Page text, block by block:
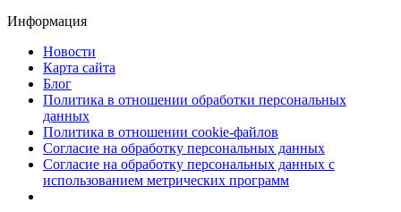
Информация
Новости
Карта сайта
Блог
Политика в отношении обработки персональных
данных
Политика в отношении cookie-файлов
Согласие на обработку персональных данных
Согласие на обработку персональных данных с
использованием метрических программ